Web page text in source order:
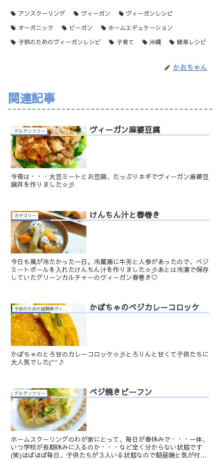
アンスクーリング ヴィーガン
ヴィーガンレシピ
オーガニック
ビーガン
ホームエデュケーション
子供のためのヴィーガンレシピ
子育て 沖縄 簡単レシピ
かおちゃん
関連記事
グルテンフリー ヴィーガン麻婆豆腐
今夜は・・・大豆ミートとお豆腐、たっぷりネギでヴィーガン麻婆豆
腐丼を作りました☆彡
カテゴリー けんちん汁と春巻き
今日も風が冷たかった一日。冷蔵庫に牛蒡と人参があったので、ベジ
ミートボールを入れたけんちん汁を作りました☆彡あとは冷凍で保存
していたグリーンカルチャーのヴィーガン春巻き♡
かぼちゃのベジカレーコロッケ
かぼちゃのとろ甘のカレーコロッケ☆彡とろりんと甘くて子供たちに
大人気でした(^^♪
グルテンフリー ベジ焼きビーフン
ホームスクーリングのわが家にとって、毎日が春休みで・・・一体、
いつ学校が長期休みに入るのか・・・など全く分からない状態です
(笑)ほぼほぼ毎日、子供たちが３人いる状態なので朝昼晩と気が付け